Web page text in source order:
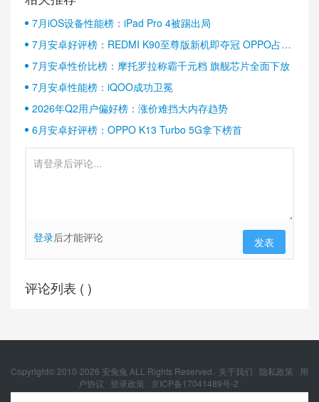
7月iOS设备性能榜：iPad Pro 4被踢出局
7月安卓好评榜：REDMI K90至尊版新机即夺冠 OPPO占据
半壁江山
7月安卓性价比榜：摩托罗拉称霸千元档 旗舰芯片全面下放
7月安卓性能榜：iQOO成功卫冕
2026年Q2用户偏好榜：涨价难挡大内存趋势
6月安卓好评榜：OPPO K13 Turbo 5G拿下榜首
登录后才能评论 发表
评论列表 ( )
Copyright© 2010-2026 安兔兔 ALL Rights Reserved. 关于我们 隐私政策
用
户协议
登录政策
京ICP备17041489号-2